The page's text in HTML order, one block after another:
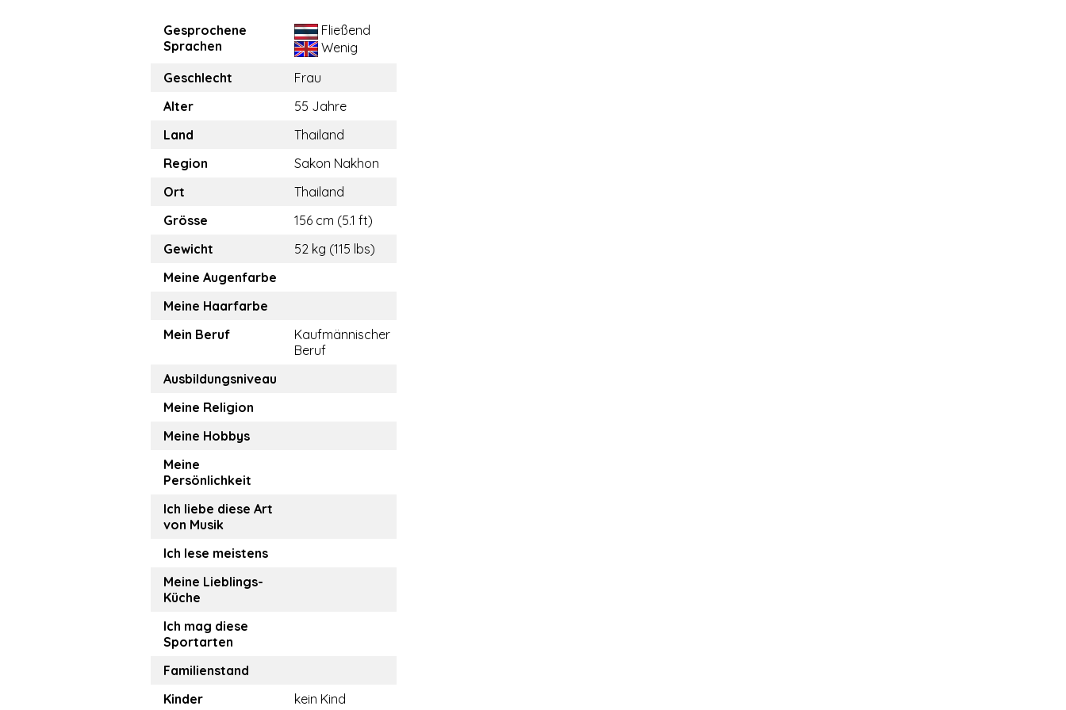
Gesprochene
Sprachen
Fließend
Wenig
Geschlecht
Frau
Alter
55 Jahre
Land
Thailand
Region
Sakon Nakhon
Ort
Thailand
Grösse
156 cm (5.1 ft)
Gewicht
52 kg (115 lbs)
Meine Augenfarbe
Meine Haarfarbe
Mein Beruf
Kaufmännischer
Beruf
Ausbildungsniveau
Meine Religion
Meine Hobbys
Meine
Persönlichkeit
Ich liebe diese Art
von Musik
Ich lese meistens
Meine Lieblings-
Küche
Ich mag diese
Sportarten
Familienstand
Kinder
kein Kind